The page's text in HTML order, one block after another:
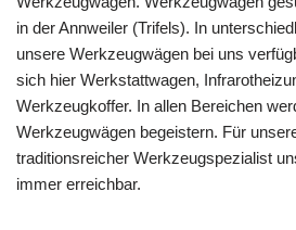
in der Annweiler (Trifels). In
unsere Werkzeugwägen bei uns
sich hier Werkstattwagen,
Werkzeugkoffer. In allen Bereichen
Werkzeugwägen begeistern. Für
traditionsreicher Werkzeugspezialist
immer erreichbar.